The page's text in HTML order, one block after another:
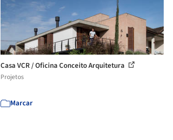
Casa VCR / Oficina Conceito Arquitetura
Projetos
Marcar